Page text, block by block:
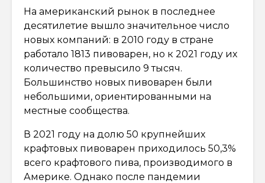
На американский рынок в последнее
десятилетие вышло значительное число
новых компаний: в 2010 году в стране
работало 1813 пивоварен, но к 2021 году их
количество превысило 9 тысяч.
Большинство новых пивоварен были
небольшими, ориентированными на
местные сообщества.
В 2021 году на долю 50 крупнейших
крафтовых пивоварен приходилось 50,3%
всего крафтового пива, производимого в
Америке. Однако после пандемии